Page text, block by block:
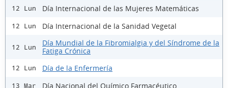
12 Lun Día Internacional de las Mujeres Matemáticas
12 Lun Día Internacional de la Sanidad Vegetal
12 Lun
Día Mundial de la Fibromialgia y del Síndrome de la
Fatiga Crónica
12 Lun Día de la Enfermería
13 Mar Día Nacional del Químico Farmacéutico